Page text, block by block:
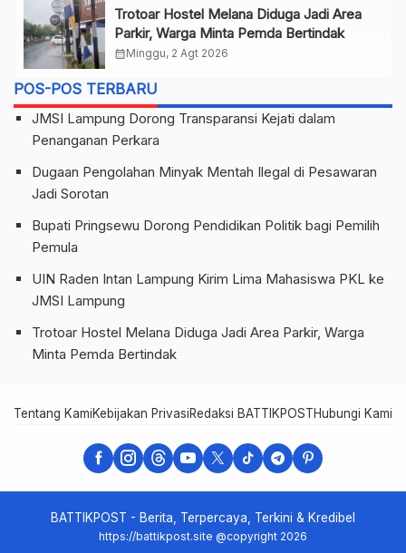
Trotoar Hostel Melana Diduga Jadi Area
Parkir, Warga Minta Pemda Bertindak
calendar_monthMinggu, 2 Agt 2026
POS-POS TERBARU
JMSI Lampung Dorong Transparansi Kejati dalam
Penanganan Perkara
Dugaan Pengolahan Minyak Mentah Ilegal di Pesawaran
Jadi Sorotan
Bupati Pringsewu Dorong Pendidikan Politik bagi Pemilih
Pemula
UIN Raden Intan Lampung Kirim Lima Mahasiswa PKL ke
JMSI Lampung
Trotoar Hostel Melana Diduga Jadi Area Parkir, Warga
Minta Pemda Bertindak
Tentang KamiKebijakan PrivasiRedaksi BATTIKPOSTHubungi Kami
BATTIKPOST - Berita, Terpercaya, Terkini & Kredibel
https://battikpost.site @copyright 2026